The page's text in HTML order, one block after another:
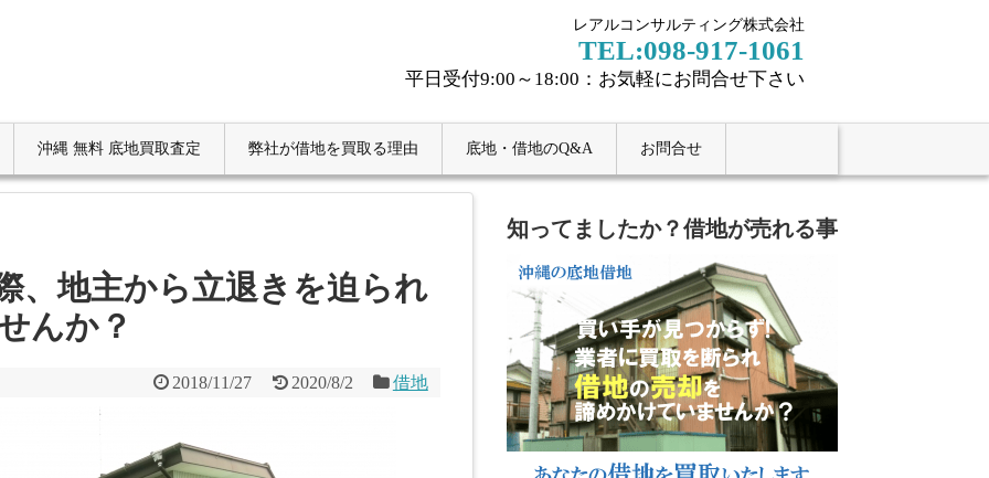
レアルコンサルティング株式会社
TEL:098-917-1061
平日受付9:00～18:00：お気軽にお問合せ下さい
沖縄 無料 底地買取査定 弊社が借地を買取る理由 底地・借地のQ&A お問合せ
、地主から立退きを迫られ
んか？
2018/11/27 2020/8/2 借地
知ってましたか？借地が売れる事